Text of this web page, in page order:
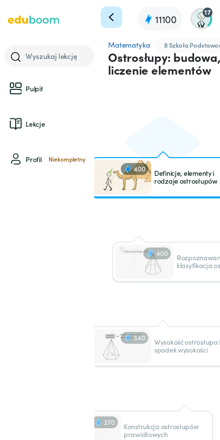
11100
17
Wyszukaj lekcję
Pulpit
Lekcje
Profil Niekompletny
Matematyka 8 Szkoła
Ostrosłupy:
liczenie elementów
400
Definicje, elementy i
rodzaje ostrosłupów
400
klasyfikacja
540
Wysokość ostrosłupa
spodek wysokości
270
Konstrukcja ostrosłupów
prawidłowych